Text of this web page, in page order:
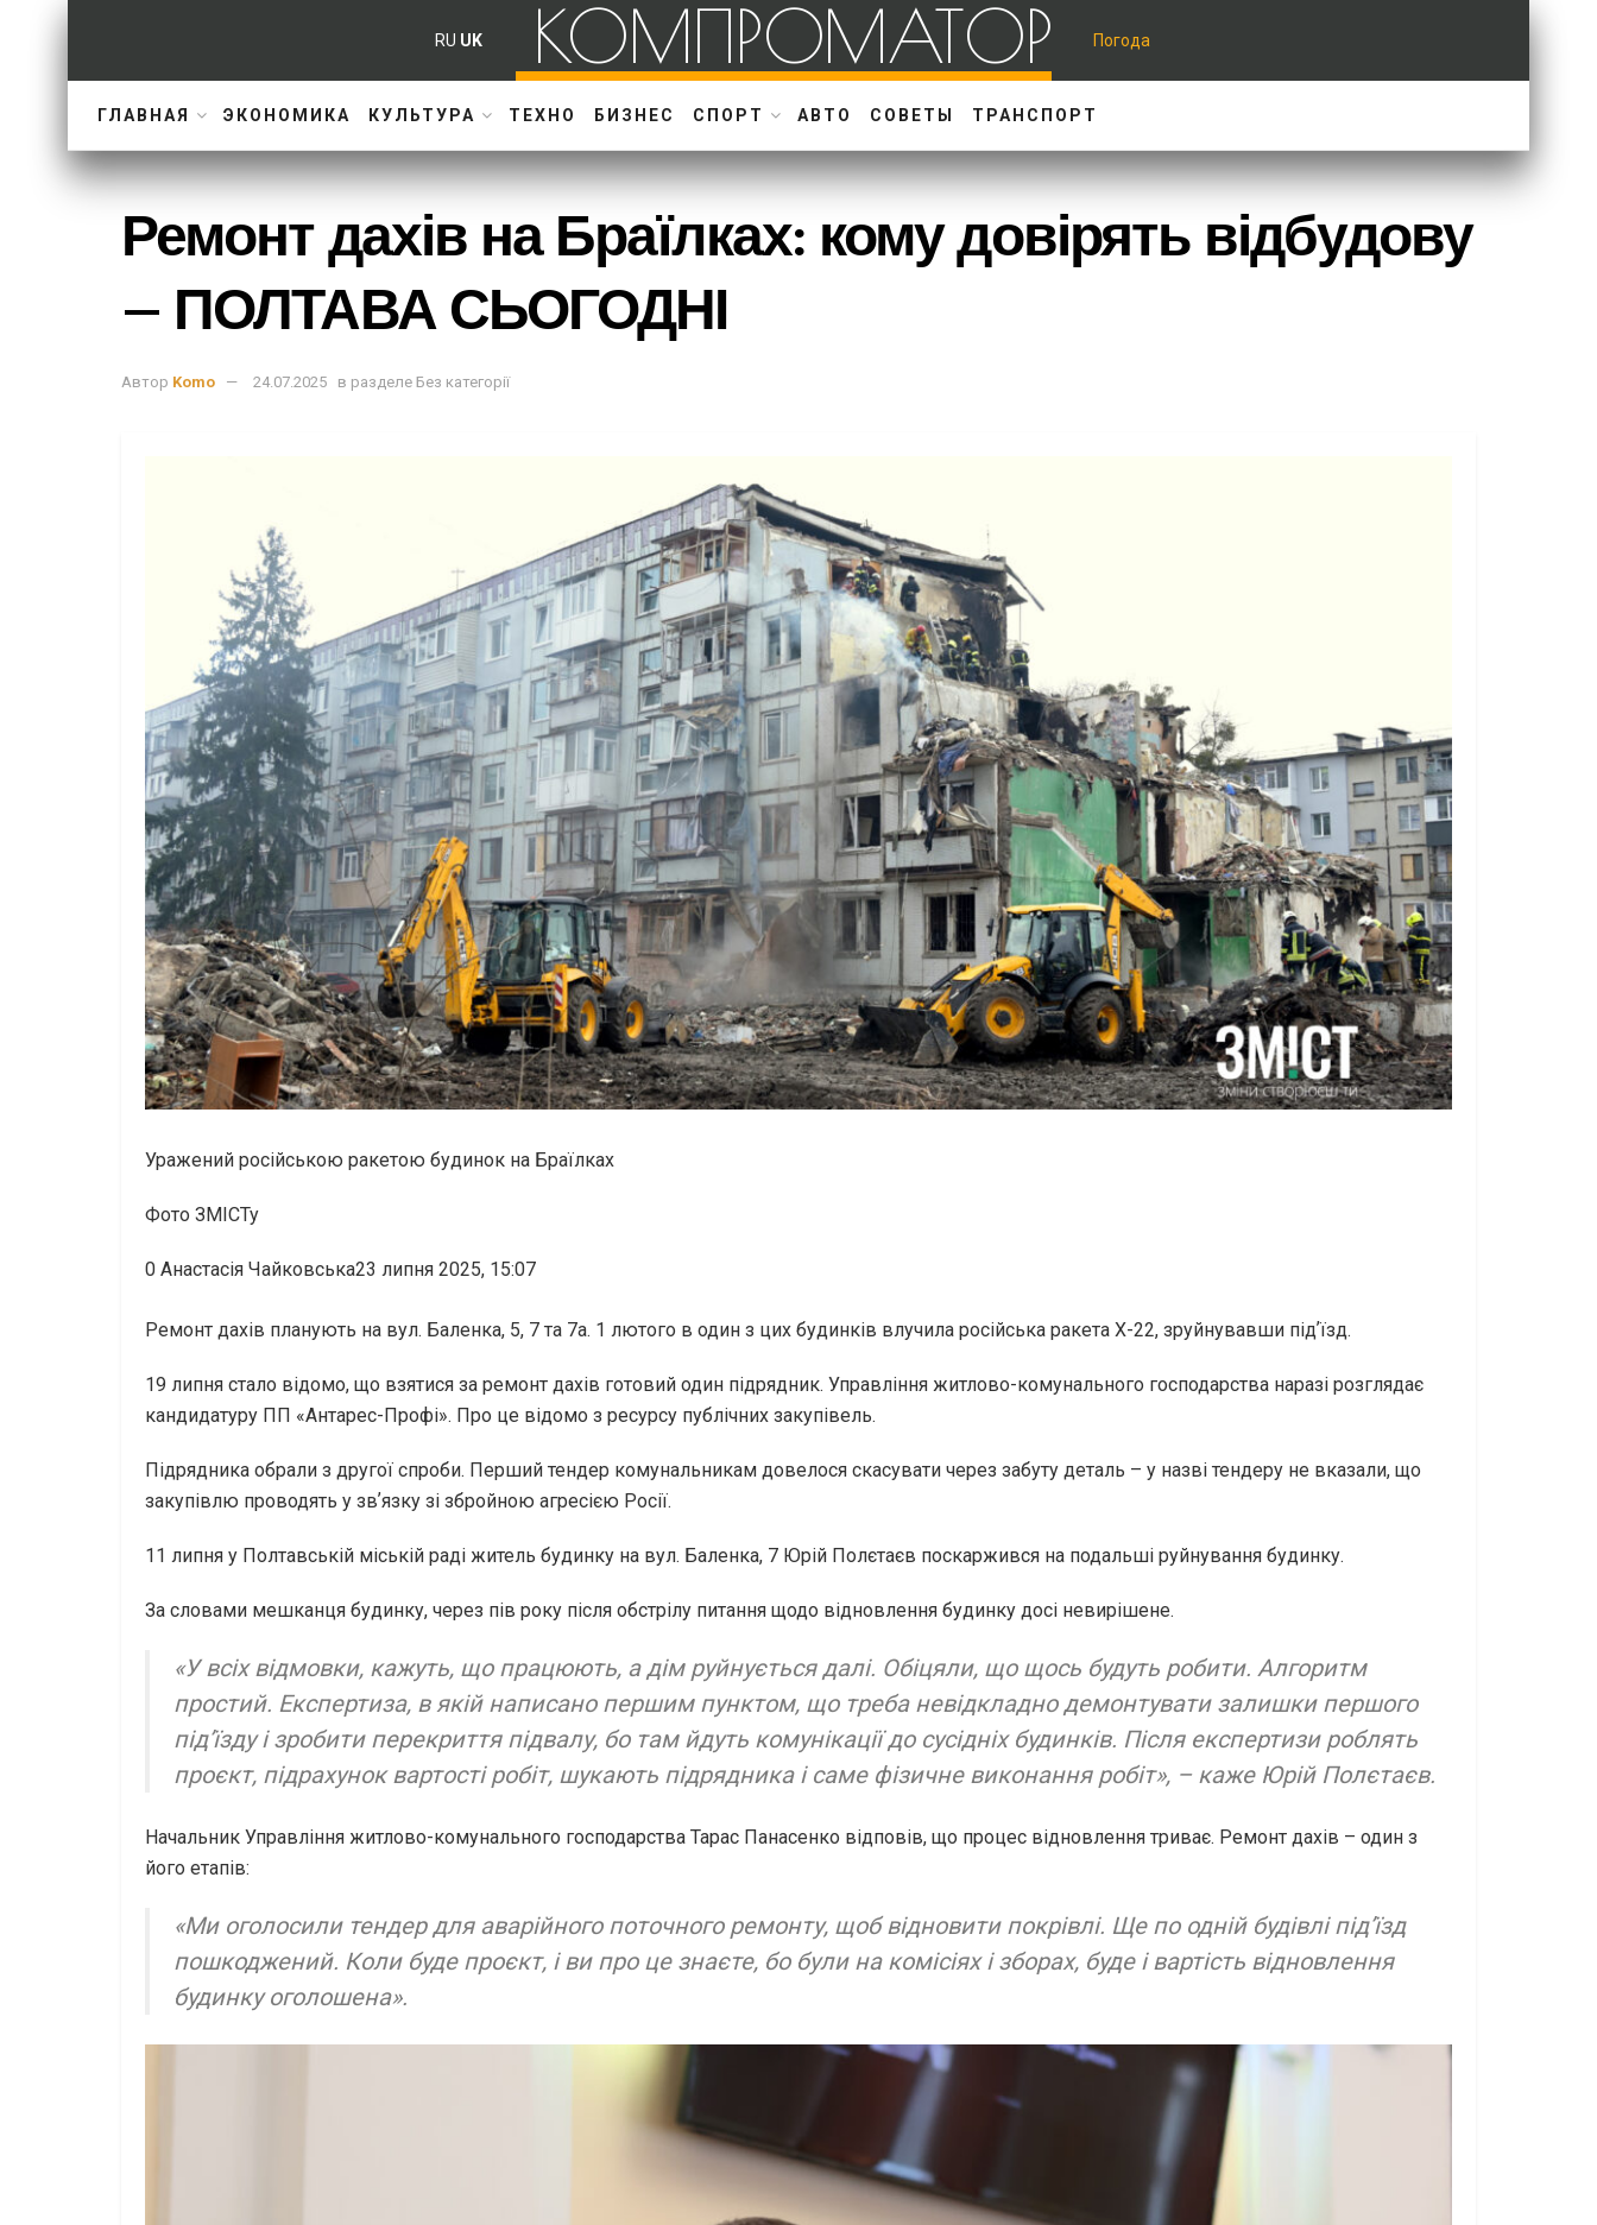
RU UK КОМПРОМАТОР Погода
ГЛАВНАЯ ЭКОНОМИКА КУЛЬТУРА ТЕХНО БИЗНЕС СПОРТ АВТО СОВЕТЫ ТРАНСПОРТ
Ремонт дахів на Браїлках: кому довірять відбудову
– ПОЛТАВА СЬОГОДНІ
Автор Komo 24.07.2025 в разделе Без категорії
Уражений російською ракетою будинок на Браїлках
Фото ЗМІСТу
0 Анастасія Чайковська23 липня 2025, 15:07
Ремонт дахів планують на вул. Баленка, 5, 7 та 7а. 1 лютого в один з цих будинків влучила російська ракета Х-22, зруйнувавши підʼїзд.
19 липня стало відомо, що взятися за ремонт дахів готовий один підрядник. Управління житлово-комунального господарства наразі розглядає
кандидатуру ПП «Антарес-Профі». Про це відомо з ресурсу публічних закупівель.
Підрядника обрали з другої спроби. Перший тендер комунальникам довелося скасувати через забуту деталь – у назві тендеру не вказали, що
закупівлю проводять у звʼязку зі збройною агресією Росії.
11 липня у Полтавській міській раді житель будинку на вул. Баленка, 7 Юрій Полєтаєв поскаржився на подальші руйнування будинку.
За словами мешканця будинку, через пів року після обстрілу питання щодо відновлення будинку досі невирішене.
«У всіх відмовки, кажуть, що працюють, а дім руйнується далі. Обіцяли, що щось будуть робити. Алгоритм
простий. Експертиза, в якій написано першим пунктом, що треба невідкладно демонтувати залишки першого
підʼїзду і зробити перекриття підвалу, бо там йдуть комунікації до сусідніх будинків. Після експертизи роблять
проєкт, підрахунок вартості робіт, шукають підрядника і саме фізичне виконання робіт», – каже Юрій Полєтаєв.
Начальник Управління житлово-комунального господарства Тарас Панасенко відповів, що процес відновлення триває. Ремонт дахів – один з
його етапів:
«Ми оголосили тендер для аварійного поточного ремонту, щоб відновити покрівлі. Ще по одній будівлі підʼїзд
пошкоджений. Коли буде проєкт, і ви про це знаєте, бо були на комісіях і зборах, буде і вартість відновлення
будинку оголошена».